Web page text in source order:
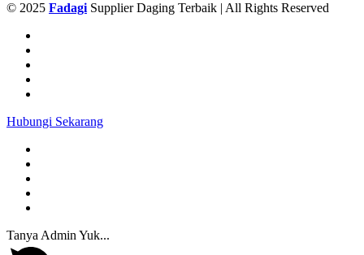
© 2025 FadagiSupplier Daging Terbaik | All Rights Reserved
Hubungi Sekarang
Tanya Admin Yuk...